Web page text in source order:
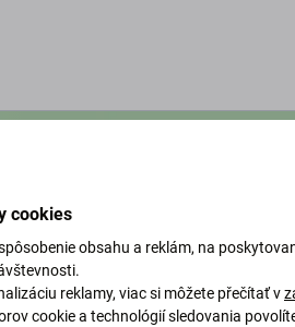
planétu.
znížili
cookies
obsahu a reklám, na
reklamy, viac si môžete přečítať v
cookie a technológií sledovania